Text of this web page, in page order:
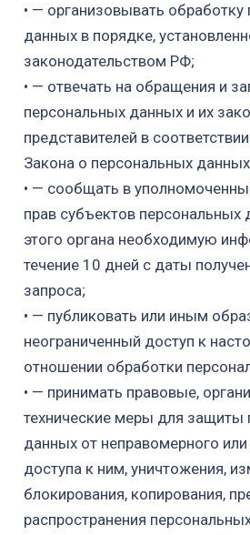
• — организовывать обработку
данных в порядке,
законодательством РФ;
• — отвечать на обращения и
персональных данных и их
представителей в
Закона о персональных
• — сообщать в
прав субъектов персональных
этого органа необходимую
течение 10 дней с даты
запроса;
• — публиковать или иным
неограниченный доступ к
отношении обработки
• — принимать правовые,
технические меры для защиты
данных от неправомерного или
доступа к ним, уничтожения,
блокирования, копирования,
распространения